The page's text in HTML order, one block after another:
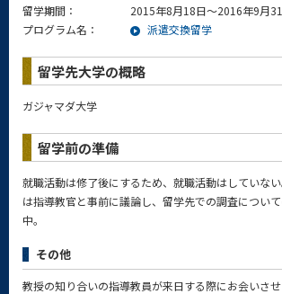
留学期間：
2015年8月18日～2016年9月
プログラム名：
派遣交換留学
留学先大学の概略
ガジャマダ大学
留学前の準備
就職活動は修了後にするため、就職活動はしていな
は指導教官と事前に議論し、留学先での調査につい
中。
その他
教授の知り合いの指導教員が来日する際にお会いさ